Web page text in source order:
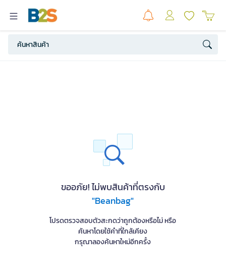
ขออภัย! ไม่พบสินค้าที่ตรงกับ
"Beanbag"
โปรดตรวจสอบตัวสะกดว่าถูกต้องหรือไม่ หรือ
ค้นหาโดยใช้คำที่ใกล้เคียง
กรุณาลองค้นหาใหม่อีกครั้ง